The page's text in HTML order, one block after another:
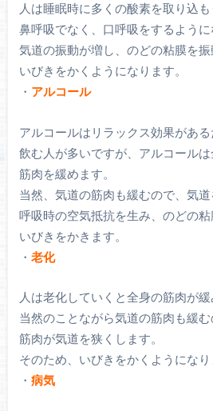
人は睡眠時に多くの酸素を取り込も
鼻呼吸でなく、口呼吸をするように
気道の振動が増し、のどの粘膜を振
いびきをかくようになります。
・ アルコール
アルコールはリラックス効果がある
飲む人が多いですが、アルコール
筋肉を緩めます。
当然、気道の筋肉も緩むので、気道
呼吸時の空気抵抗を生み、のどの
いびきをかきます。
・ 老化
人は老化していくと全身の筋肉が緩
当然のことながら気道の筋肉も緩
筋肉が気道を狭くします。
そのため、いびきをかくようになり
・ 病気